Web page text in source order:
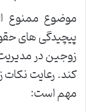
موضوع ممنوع
پیچیدگی های
زوجین در
کند. رعایت نکات
مهم است: